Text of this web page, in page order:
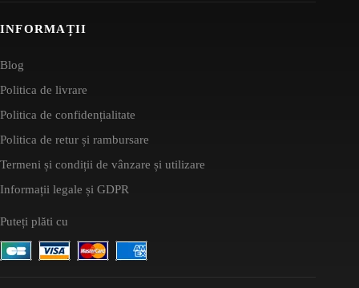
INFORMAȚII
Blog
Politica de livrare
Politica de confidențialitate
Politica de retur și rambursare
Termeni și condiții de vânzare și utilizare
Informații legale și GDPR
Puteți plăti cu